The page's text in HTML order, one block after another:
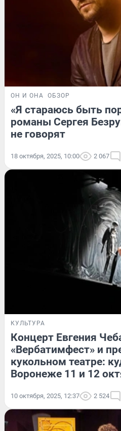
ОН И ОНА ОБЗОР
«Я стараюсь быть
романы Сергея
не говорят
18 октября, 2025, 10:00 2 067
КУЛЬТУРА
Концерт Евгения
«Вербатимфест» и
кукольном театре:
Воронеже 11 и 12
10 октября, 2025, 12:37 2 524